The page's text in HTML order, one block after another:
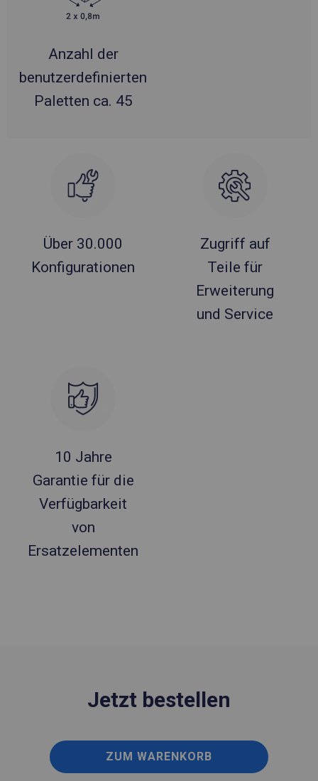
Anzahl der
benutzerdefinierten
Paletten ca. 45
Über 30.000
Konfigurationen
Zugriff auf
Teile für
Erweiterung
und Service
10 Jahre
Garantie für die
Verfügbarkeit
von
Ersatzelementen
Jetzt bestellen
ZUM WARENKORB